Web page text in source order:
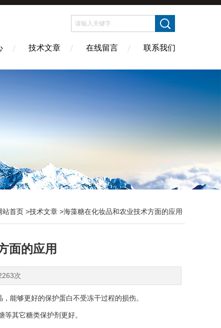
技术文章 在线留言 联系我们
站首页 >技术文章 >海藻糖在化妆品和农业技术方面的应用
面的应用
次
够更好的保护蛋白不受冻干过程的损伤。
其它糖类保护剂更好。